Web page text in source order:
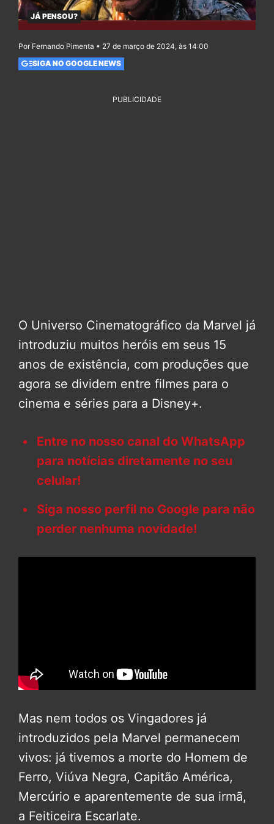
JÁ PENSOU?
Por Fernando Pimenta • 27 de março de 2024, às 14:00
SIGA NO GOOGLE NEWS
PUBLICIDADE
O Universo Cinematográfico da Marvel já
introduziu muitos heróis em seus 15
anos de existência, com produções que
agora se dividem entre filmes para o
cinema e séries para a Disney+.
Entre no nosso canal do WhatsApp
para notícias diretamente no seu
celular!
Siga nosso perfil no Google para não
perder nenhuma novidade!
Mas nem todos os Vingadores já
introduzidos pela Marvel permanecem
vivos: já tivemos a morte do Homem de
Ferro, Viúva Negra, Capitão América,
Mercúrio e aparentemente de sua irmã,
a Feiticeira Escarlate.